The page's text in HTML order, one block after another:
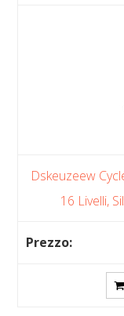
Dskeuzeew
16 Livelli,